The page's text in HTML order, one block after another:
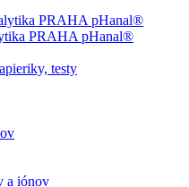
PRAHA pHanal®
PRAHA pHanal®
testy
a iónov